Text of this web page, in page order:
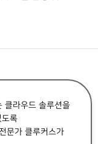
클라우드 솔루션을
록
문가 클루커스가